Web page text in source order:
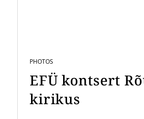
PHOTOS
EFÜ kontsert
kirikus